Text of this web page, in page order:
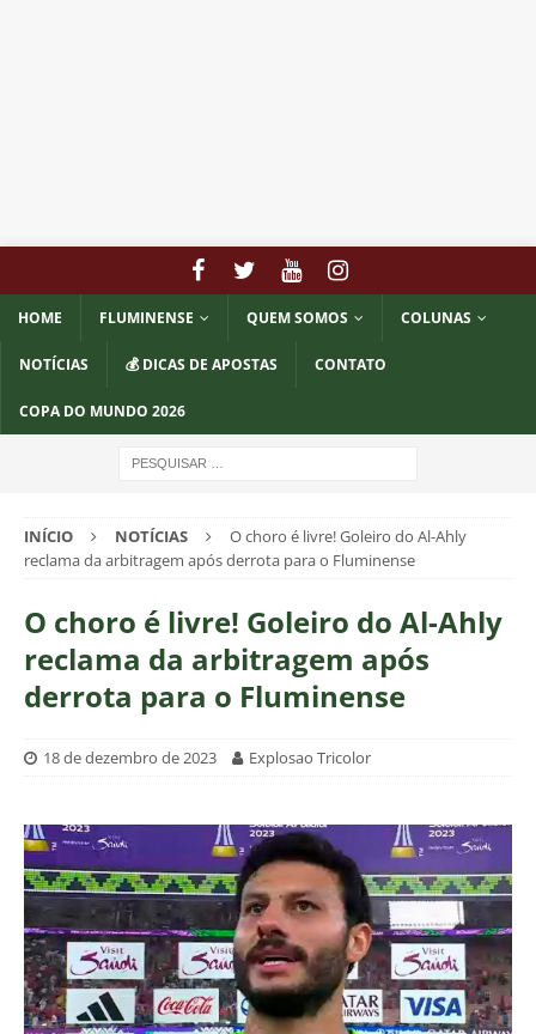
HOME FLUMINENSE QUEM SOMOS COLUNAS
NOTÍCIAS 💰 DICAS DE APOSTAS CONTATO
COPA DO MUNDO 2026
INÍCIO NOTÍCIAS
O choro é livre! Goleiro do Al-Ahly
reclama da arbitragem após derrota para o Fluminense
O choro é livre! Goleiro do Al-Ahly
reclama da arbitragem após
derrota para o Fluminense
18 de dezembro de 2023 Explosao Tricolor